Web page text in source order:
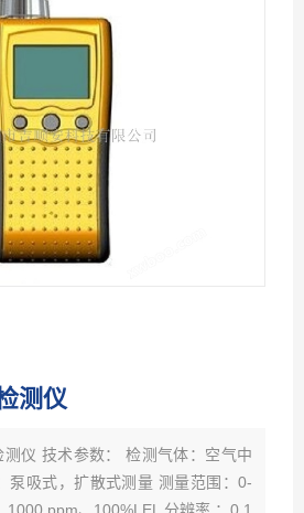
测仪
测仪 技术参数： 检测气体：空气中
泵吸式，扩散式测量 测量范围：0-